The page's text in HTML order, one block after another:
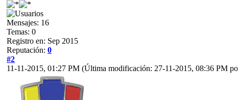
Mensajes: 16
Temas: 0
Registro en: Sep 2015
Reputación: 0
#2
11-11-2015, 01:27 PM (Última modificación: 27-11-2015, 08:36 PM